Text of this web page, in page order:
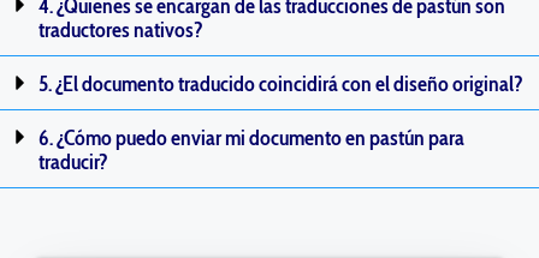
4. ¿Quienes se encargan de las traducciones de pastún son
traductores nativos?
5. ¿El documento traducido coincidirá con el diseño original?
6. ¿Cómo puedo enviar mi documento en pastún para
traducir?